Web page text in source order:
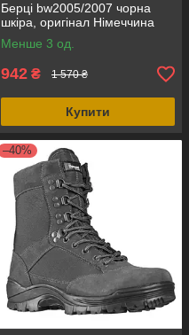
Берці bw2005/2007 чорна
шкіра, оригінал Німеччина
Менше 3 од.
942 ₴ 1 570 ₴
Купити
–40%